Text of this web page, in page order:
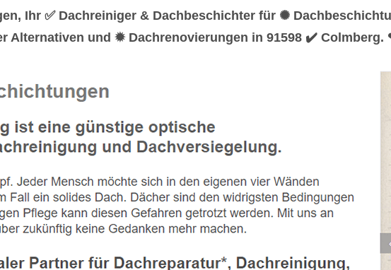
Ihr ✅ Dachreiniger & Dachbeschichter für ✺
Alternativen und ✹ Dachrenovierungen in 91598 ✔️